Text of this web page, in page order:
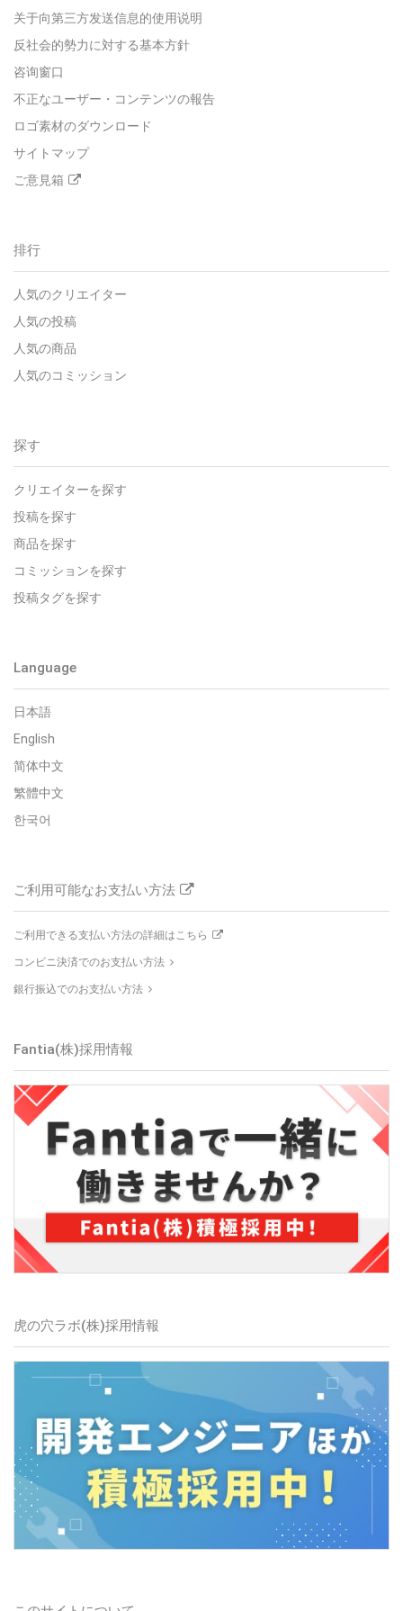
关于向第三方发送信息的使用说明
反社会的勢力に対する基本方針
咨询窗口
不正なユーザー・コンテンツの報告
ロゴ素材のダウンロード
サイトマップ
ご意見箱
排行
人気のクリエイター
人気の投稿
人気の商品
人気のコミッション
探す
クリエイターを探す
投稿を探す
商品を探す
コミッションを探す
投稿タグを探す
Language
日本語
English
简体中文
繁體中文
한국어
ご利用可能なお支払い方法
ご利用できる支払い方法の詳細はこちら
コンビニ決済でのお支払い方法
銀行振込でのお支払い方法
Fantia(株)採用情報
虎の穴ラボ(株)採用情報